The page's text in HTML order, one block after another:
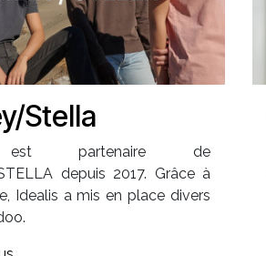
Stella
est partenaire de
depuis 2017. Grâce à
Idealis a mis en place divers